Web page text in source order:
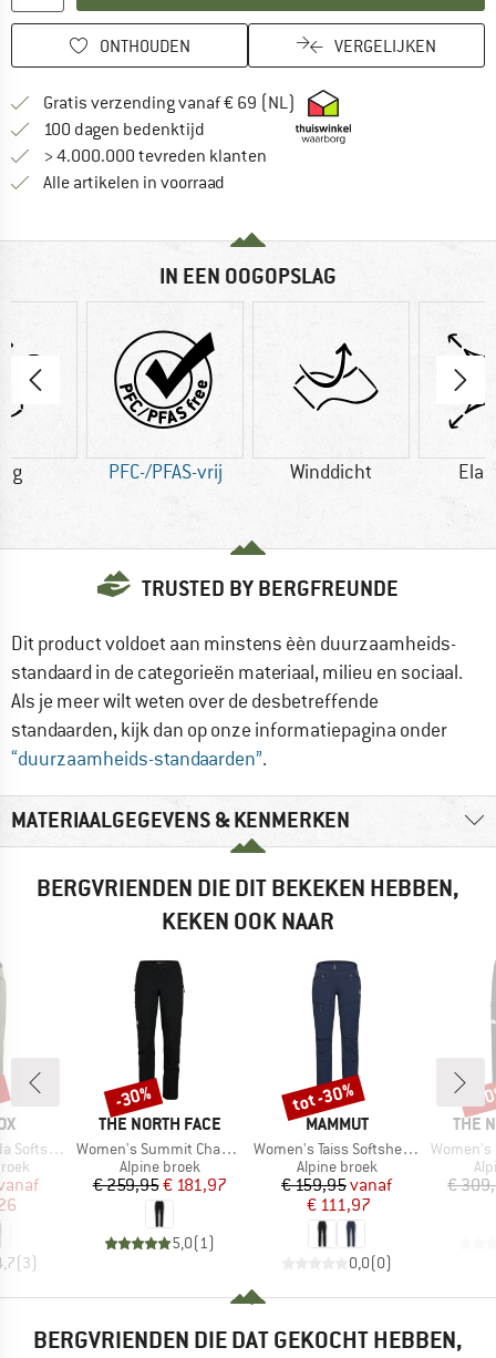
ONTHOUDEN VERGELIJKEN
Gratis verzending vanaf € 69 (NL) Vind hier de
100 dagen bedenktijd Vind de betalingsinformatie hier!
> 4.000.000 tevreden klanten
Alle artikelen in voorraad
IN EEN OOGOPSLAG
g PFC-/PFAS-vrij Winddicht
TRUSTED BY BERGFREUNDE
Dit product voldoet aan minstens èèn duurzaamheids-
standaard in de categorieën materiaal, milieu en sociaal.
Als je meer wilt weten over de desbetreffende
standaarden, kijk dan op onze informatiepagina onder
“duurzaamheids-standaarden”.
MATERIAALGEGEVENS & KENMERKEN
BERGVRIENDEN DIE DIT BEKEKEN HEBBEN,
KEKEN OOK NAAR
Pants
prijs
(3)
MERK
THE NORTH FACE
Artikel
Women's Summit Chamlang Softshell Pant
Productgroep
Alpine broek
Prijs
€ 259,95Verlaagde prijs
€ 181,97
5,0( 1)
Korting
-30%
MERK
MAMMUT
Artikel
Women's Taiss Softshell Pants
Productgroep
Alpine broek
Prijs
€ 159,95Verlaagde prijs
vanaf
€ 111,97
0,0(0)
Korting
tot -30%
MERK
THE
Artikel
Women's Summit
€
-
BERGVRIENDEN DIE DAT GEKOCHT HEBBEN,